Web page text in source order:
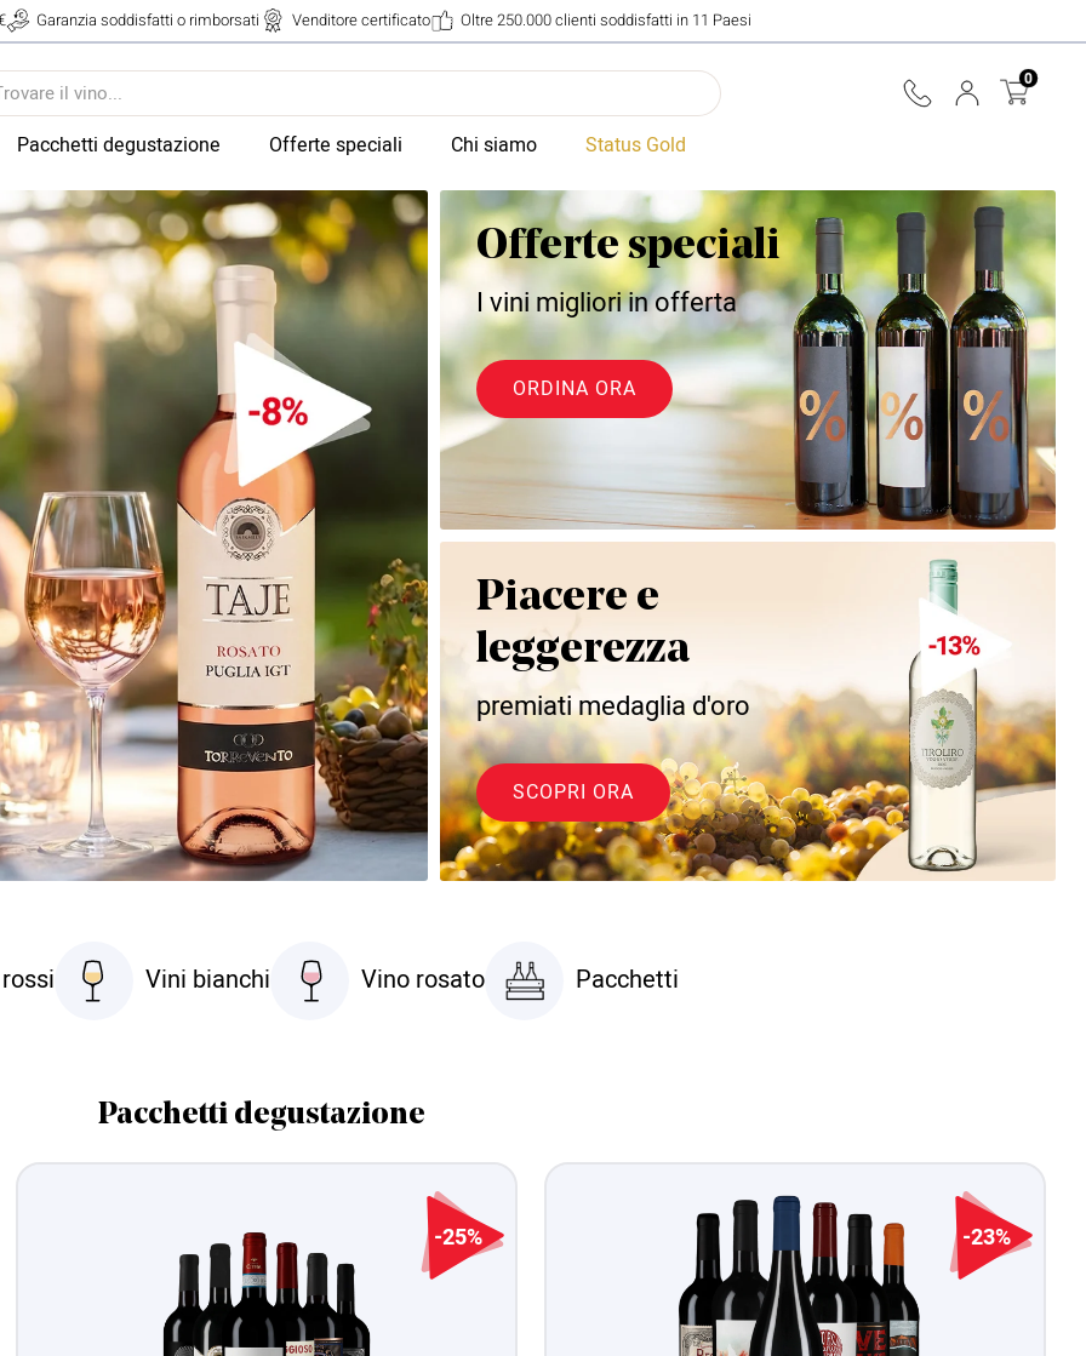
Garanzia soddisfatti o rimborsati Venditore certificato Oltre 250.000 clienti soddisfatti in 11 Paesi
0
Pacchetti degustazione Offerte speciali Chi siamo Status Gold
Offerte speciali
I vini migliori in offerta
ORDINA ORA
Piacere e
leggerezza
premiati medaglia d'oro
SCOPRI ORA
Vini bianchi Vino rosato Pacchetti
Pacchetti degustazione
-25% -23%